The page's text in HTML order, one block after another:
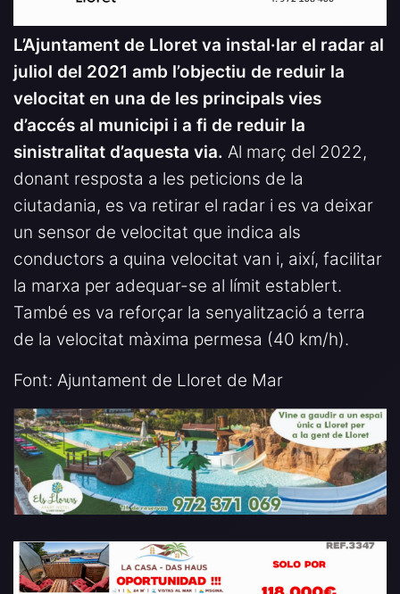
L’Ajuntament de Lloret va instal·lar el radar al
juliol del 2021 amb l’objectiu de reduir la
velocitat en una de les principals vies
d’accés al municipi i a fi de reduir la
sinistralitat d’aquesta via. Al març del 2022,
donant resposta a les peticions de la
ciutadania, es va retirar el radar i es va deixar
un sensor de velocitat que indica als
conductors a quina velocitat van i, així, facilitar
la marxa per adequar-se al límit establert.
També es va reforçar la senyalització a terra
de la velocitat màxima permesa (40 km/h).
Font: Ajuntament de Lloret de Mar